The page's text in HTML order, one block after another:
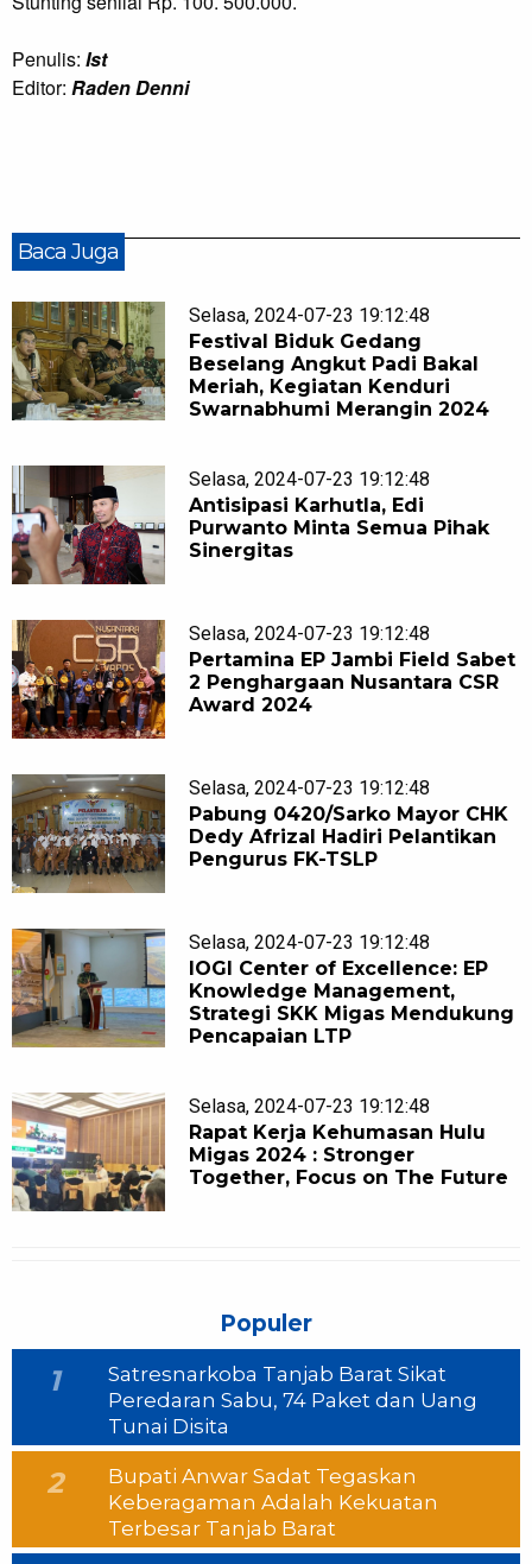
Penulis: Ist
Editor: Raden Denni
Baca Juga
Selasa, 2024-07-23 19:12:48
Festival Biduk Gedang
Beselang Angkut Padi Bakal
Meriah, Kegiatan Kenduri
Swarnabhumi Merangin 2024
Selasa, 2024-07-23 19:12:48
Antisipasi Karhutla, Edi
Purwanto Minta Semua Pihak
Sinergitas
Selasa, 2024-07-23 19:12:48
Pertamina EP Jambi Field Sabet
2 Penghargaan Nusantara CSR
Award 2024
Selasa, 2024-07-23 19:12:48
Pabung 0420/Sarko Mayor CHK
Dedy Afrizal Hadiri Pelantikan
Pengurus FK-TSLP
Selasa, 2024-07-23 19:12:48
IOGI Center of Excellence: EP
Knowledge Management,
Strategi SKK Migas Mendukung
Pencapaian LTP
Selasa, 2024-07-23 19:12:48
Rapat Kerja Kehumasan Hulu
Migas 2024 : Stronger
Together, Focus on The Future
Populer
1
Satresnarkoba Tanjab Barat Sikat
Peredaran Sabu, 74 Paket dan Uang
Tunai Disita
2
Bupati Anwar Sadat Tegaskan
Keberagaman Adalah Kekuatan
Terbesar Tanjab Barat